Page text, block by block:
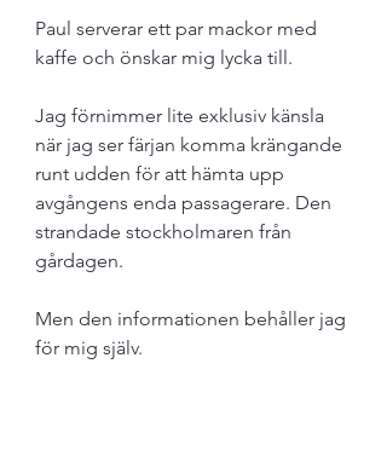
Paul serverar ett par mackor med
kaffe och önskar mig lycka till.
Jag förnimmer lite exklusiv känsla
när jag ser färjan komma krängande
runt udden för att hämta upp
avgångens enda passagerare. Den
strandade stockholmaren från
gårdagen.
Men den informationen behåller jag
för mig själv.